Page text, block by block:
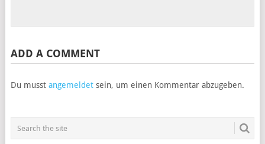
ADD A COMMENT
Du musst angemeldetsein, um einen Kommentar abzugeben.